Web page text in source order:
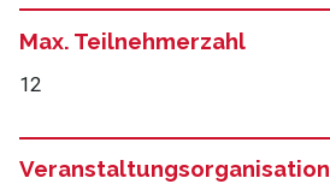
Max. Teilnehmerzahl
12
Veranstaltungsorganisation